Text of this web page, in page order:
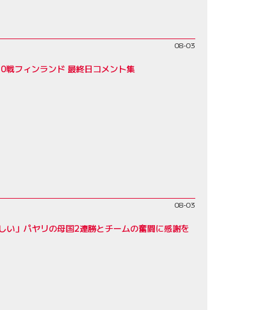
08-03
戦フィンランド 最終日コメント集
08-03
い」パヤリの母国2連勝とチームの奮闘に感謝を